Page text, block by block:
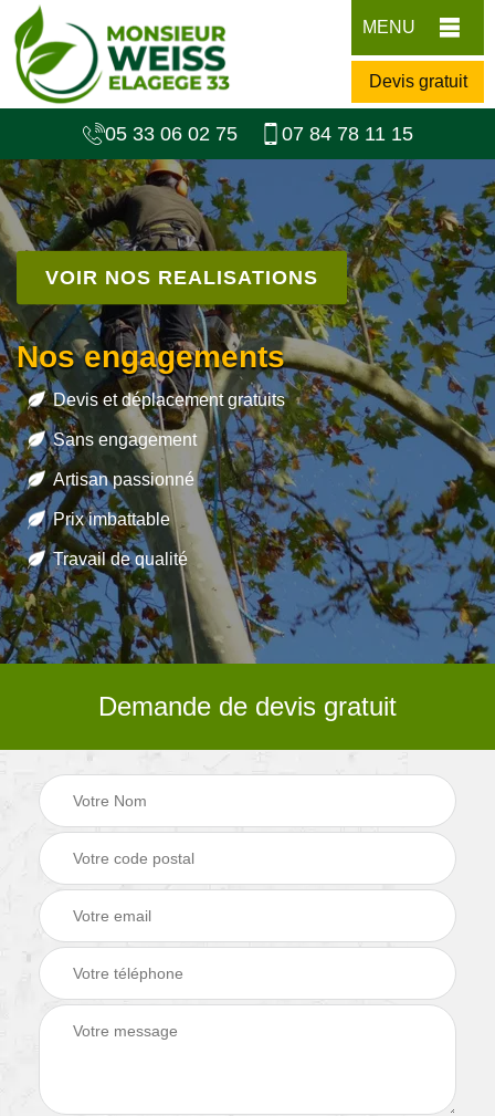
MENU
Devis gratuit
05 33 06 02 75 07 84 78 11 15
VOIR NOS REALISATIONS
Nos engagements
Devis et déplacement gratuits
Sans engagement
Artisan passionné
Prix imbattable
Travail de qualité
Demande de devis gratuit